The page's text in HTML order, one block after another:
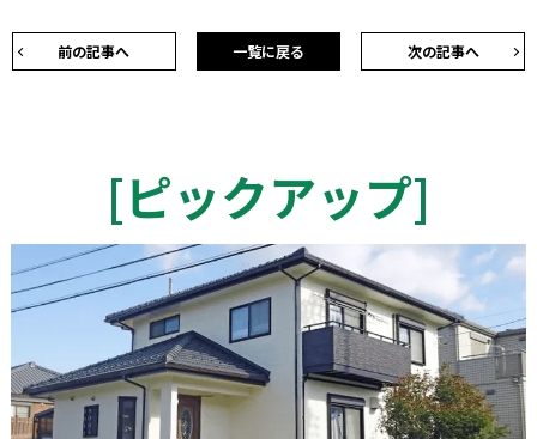
前の記事へ 次の記事へ
一覧に戻る
[ピックアップ]